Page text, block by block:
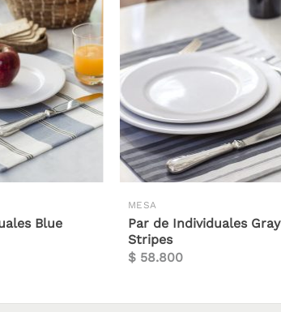
Blue
MESA
Par de Individuales Gray
Stripes
$58.800